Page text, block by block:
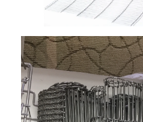
Sabuk jaring baja tahan karat
Jaring Kawat Spiral
Wire Mesh Suhu Tinggi
Sabuk Jala Makanan